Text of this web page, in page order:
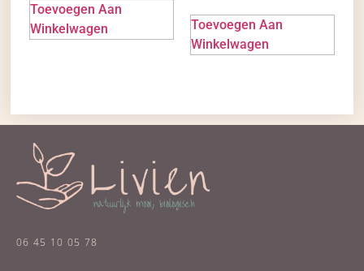
Toevoegen Aan
Winkelwagen
Toevoegen Aan
Winkelwagen
06 45 10 05 78